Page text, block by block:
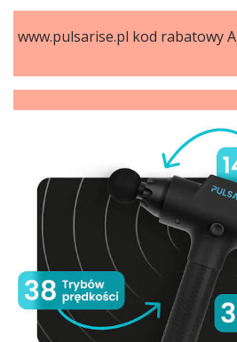
www.pulsarise.pl kod rabatowy